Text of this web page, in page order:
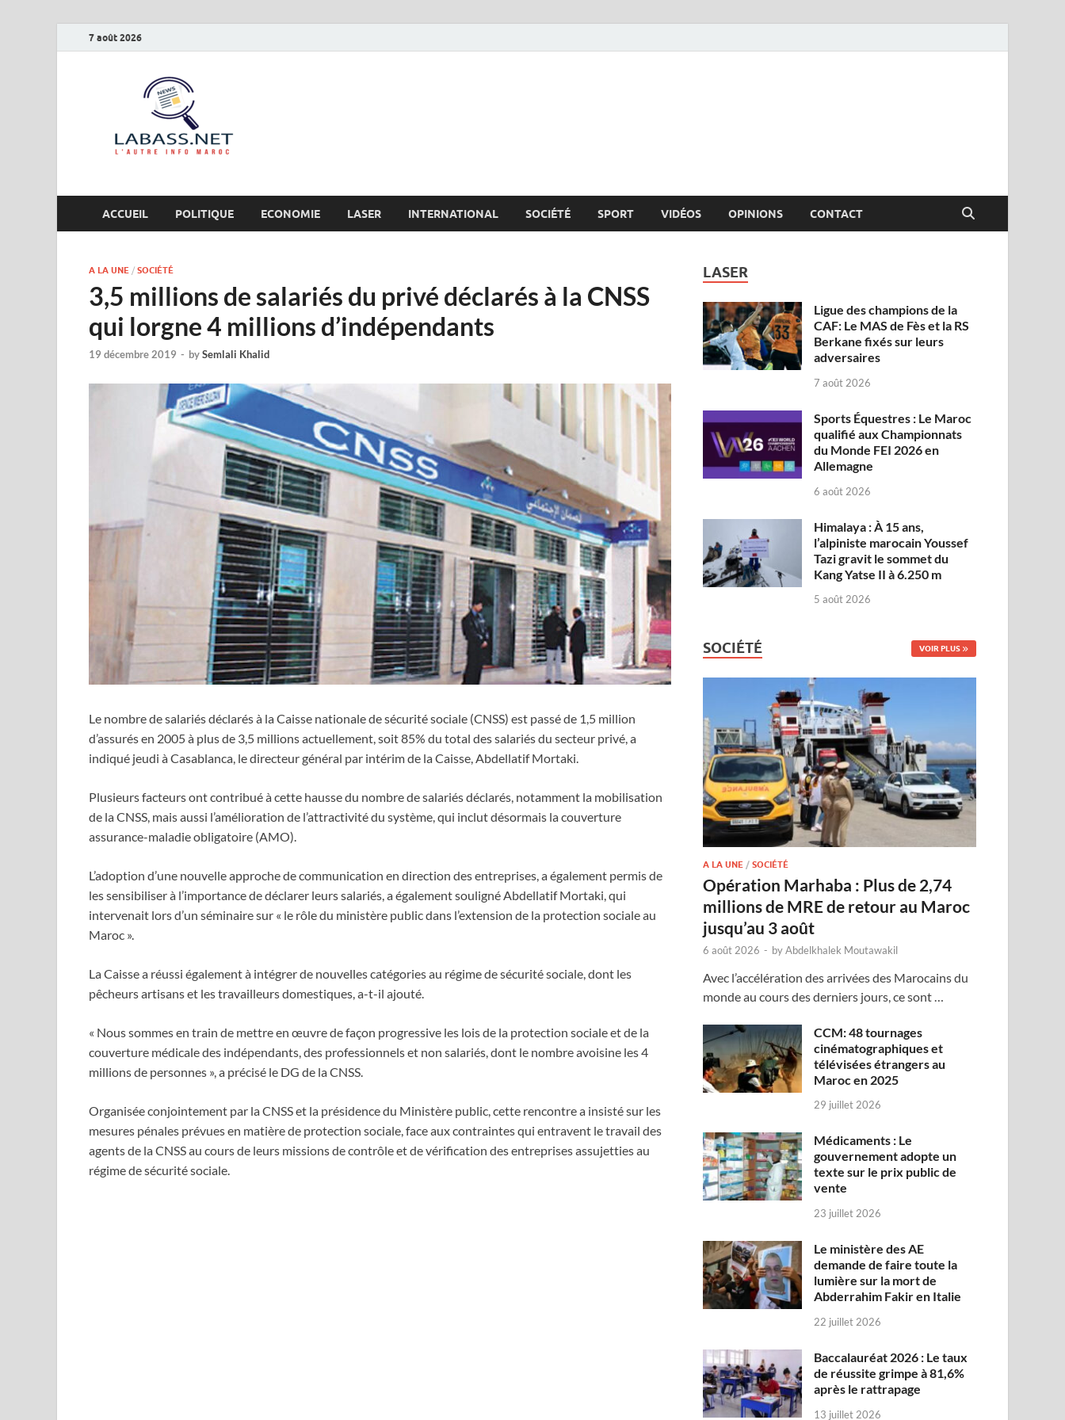
7 août 2026
ACCUEIL POLITIQUE ECONOMIE LASER INTERNATIONAL SOCIÉTÉ SPORT VIDÉOS OPINIONS CONTACT
A LA UNE / SOCIÉTÉ
3,5 millions de salariés du privé déclarés à la CNSS
qui lorgne 4 millions d’indépendants
19 décembre 2019 - bySemlali Khalid
Le nombre de salariés déclarés à la Caisse nationale de sécurité sociale (CNSS) est passé de 1,5 million
d’assurés en 2005 à plus de 3,5 millions actuellement, soit 85% du total des salariés du secteur privé, a
indiqué jeudi à Casablanca, le directeur général par intérim de la Caisse, Abdellatif Mortaki.
Plusieurs facteurs ont contribué à cette hausse du nombre de salariés déclarés, notamment la mobilisation
de la CNSS, mais aussi l’amélioration de l’attractivité du système, qui inclut désormais la couverture
assurance-maladie obligatoire (AMO).
L’adoption d’une nouvelle approche de communication en direction des entreprises, a également permis de
les sensibiliser à l’importance de déclarer leurs salariés, a également souligné Abdellatif Mortaki, qui
intervenait lors d’un séminaire sur « le rôle du ministère public dans l’extension de la protection sociale au
Maroc ».
La Caisse a réussi également à intégrer de nouvelles catégories au régime de sécurité sociale, dont les
pêcheurs artisans et les travailleurs domestiques, a-t-il ajouté.
« Nous sommes en train de mettre en œuvre de façon progressive les lois de la protection sociale et de la
couverture médicale des indépendants, des professionnels et non salariés, dont le nombre avoisine les 4
millions de personnes », a précisé le DG de la CNSS.
Organisée conjointement par la CNSS et la présidence du Ministère public, cette rencontre a insisté sur les
mesures pénales prévues en matière de protection sociale, face aux contraintes qui entravent le travail des
agents de la CNSS au cours de leurs missions de contrôle et de vérification des entreprises assujetties au
régime de sécurité sociale.
LASER
Ligue des champions de la
CAF: Le MAS de Fès et la RS
Berkane fixés sur leurs
adversaires
7 août 2026
Sports Équestres : Le Maroc
qualifié aux Championnats
du Monde FEI 2026 en
Allemagne
6 août 2026
Himalaya : À 15 ans,
l’alpiniste marocain Youssef
Tazi gravit le sommet du
Kang Yatse II à 6.250 m
5 août 2026
SOCIÉTÉ VOIR PLUS
A LA UNE /SOCIÉTÉ
Opération Marhaba : Plus de 2,74
millions de MRE de retour au Maroc
jusqu’au 3 août
6 août 2026 - byAbdelkhalek Moutawakil
Avec l’accélération des arrivées des Marocains du
monde au cours des derniers jours, ce sont …
CCM: 48 tournages
cinématographiques et
télévisées étrangers au
Maroc en 2025
29 juillet 2026
Médicaments : Le
gouvernement adopte un
texte sur le prix public de
vente
23 juillet 2026
Le ministère des AE
demande de faire toute la
lumière sur la mort de
Abderrahim Fakir en Italie
22 juillet 2026
Baccalauréat 2026 : Le taux
de réussite grimpe à 81,6%
après le rattrapage
13 juillet 2026